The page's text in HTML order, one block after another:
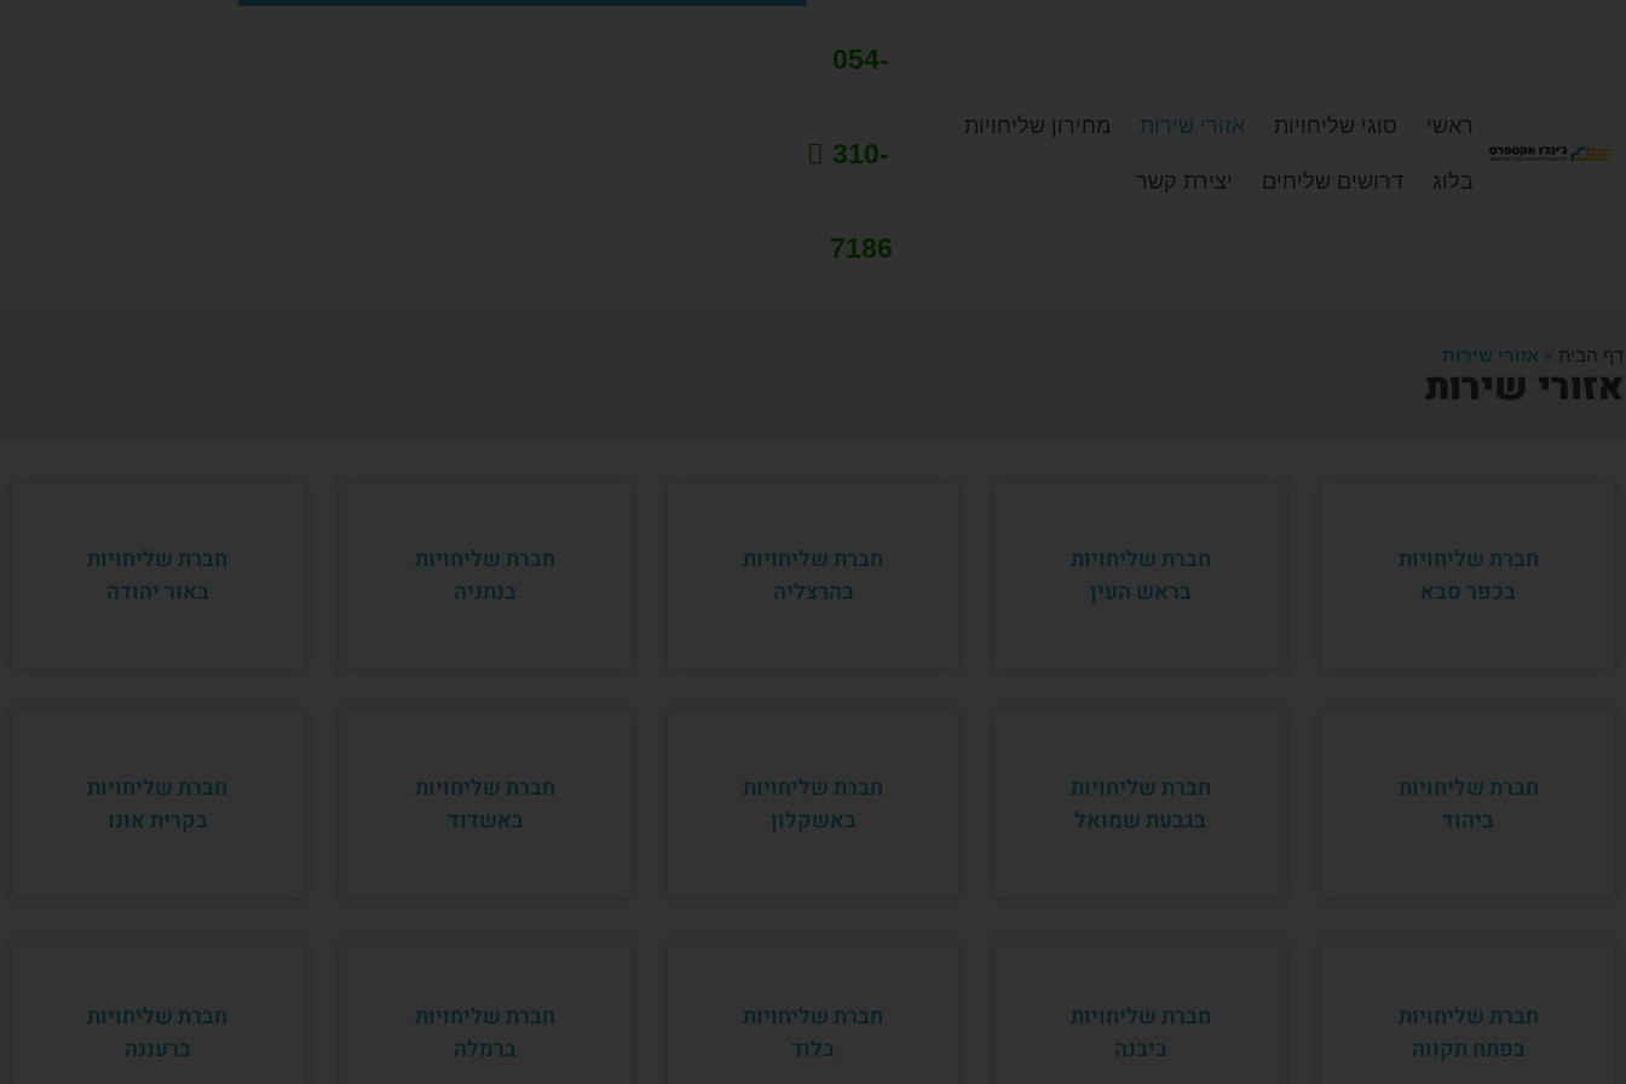
ראשי סוגי שליחויות אזורי שירות מחירון שליחויות
בלוג דרושים שליחים יצירת קשר
054-
310-
7186
דף הבית » אזורי שירות
אזורי שירות
חברת שליחויות
בכפר סבא
חברת שליחויות
בראש העין
חברת שליחויות
בהרצליה
חברת שליחויות
בנתניה
חברת שליחויות
באור יהודה
חברת שליחויות
ביהוד
חברת שליחויות
בגבעת שמואל
חברת שליחויות
באשקלון
חברת שליחויות
באשדוד
חברת שליחויות
בקרית אונו
חברת שליחויות
בפתח תקווה
חברת שליחויות
ביבנה
חברת שליחויות
בלוד
חברת שליחויות
ברמלה
חברת שליחויות
ברעננה